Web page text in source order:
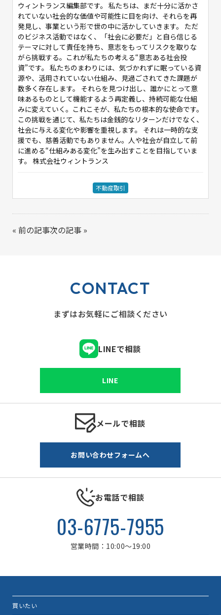
ウィントランス編集部です。 私たちは、まだ十分に活かさ
れていない社会的な価値や可能性に目を向け、それらを再
発見し、事業という形で世の中に活かしていきます。 ただ
のビジネス活動ではなく、「社会に必要だ」と自ら信じる
テーマに対して責任を持ち、意志をもってリスクを取りな
がら挑戦する。これが私たちの考える“意志ある社会投
資”です。 私たちのまわりには、気づかれずに眠っている資
源や、活用されていない仕組み、見過ごされてきた課題が
数多く存在します。 それらを見つけ出し、誰かにとって意
味あるものとして機能するよう再定義し、持続可能な仕組
みに変えていく。これこそが、私たちの根本的な使命です。
この挑戦を通じて、私たちは金銭的なリターンだけでなく、
社会に与える変化や影響を重視します。 それは一時的な支
援でも、慈善活動でもありません。人や社会が自立して前
に進める“仕組みある変化”を生み出すことを目指していま
す。 株式会社ウィントランス
不動産取引
« 前の記事次の記事 »
CONTACT
まずはお気軽にご相談ください
LINEで相談
LINE
メールで相談
お問い合わせフォームへ
お電話で相談
03-6775-7955
営業時間：10:00～19:00
買いたい